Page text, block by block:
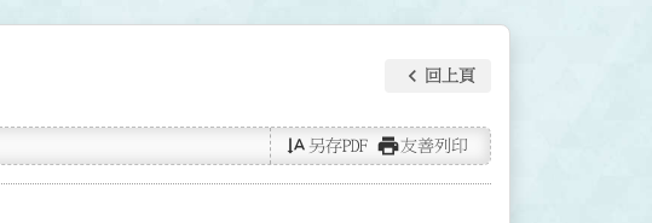
keyboard_arrow_left 回上頁
text_rotate_vertical 另存PDF print友善列印